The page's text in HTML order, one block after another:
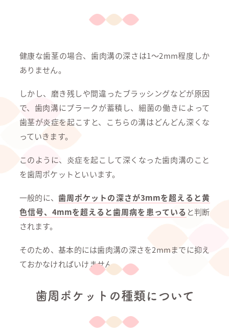
健康な歯茎の場合、歯肉溝の深さは1～2mm程度しか
ありません。
しかし、磨き残しや間違ったブラッシングなどが原因
で、歯肉溝にプラークが蓄積し、細菌の働きによって
歯茎が炎症を起こすと、こちらの溝はどんどん深くな
っていきます。
このように、炎症を起こして深くなった歯肉溝のこと
を歯周ポケットといいます。
一般的に、歯周ポケットの深さが3mmを超えると黄
色信号、4mmを超えると歯周病を患っている と判断
されます。
そのため、基本的には歯肉溝の深さを2mmまでに抑え
ておかなければいけません。
歯周ポケットの種類について